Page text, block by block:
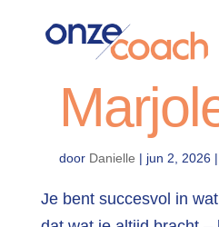
door Danielle | jun 2, 2026
Je bent succesvol in